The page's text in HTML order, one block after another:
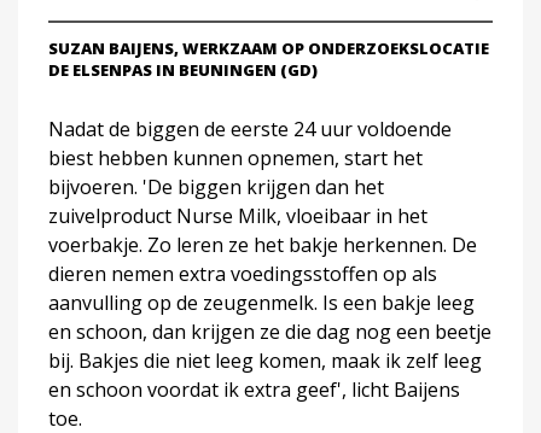
SUZAN BAIJENS, WERKZAAM OP ONDERZOEKSLOCATIE
DE ELSENPAS IN BEUNINGEN (GD)
Nadat de biggen de eerste 24 uur voldoende
biest hebben kunnen opnemen, start het
bijvoeren. 'De biggen krijgen dan het
zuivelproduct Nurse Milk, vloeibaar in het
voerbakje. Zo leren ze het bakje herkennen. De
dieren nemen extra voedingsstoffen op als
aanvulling op de zeugenmelk. Is een bakje leeg
en schoon, dan krijgen ze die dag nog een beetje
bij. Bakjes die niet leeg komen, maak ik zelf leeg
en schoon voordat ik extra geef', licht Baijens
toe.